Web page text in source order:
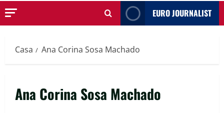
EURO JOURNALIST
Casa Ana Corina Sosa Machado
Ana Corina Sosa Machado